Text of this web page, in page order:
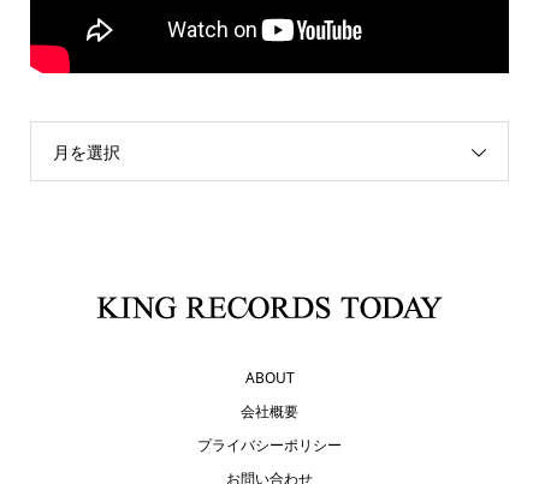
月を選択
ABOUT
会社概要
プライバシーポリシー
お問い合わせ